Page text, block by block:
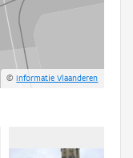
©Informatie Vlaanderen